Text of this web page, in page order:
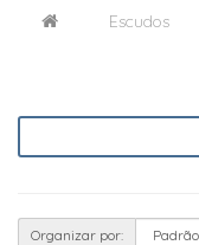
Escudos
Organizar por: